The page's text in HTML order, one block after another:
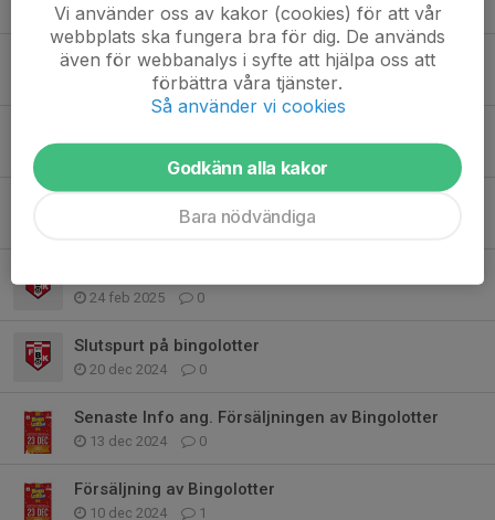
23 mar 2025 0
Uppdatering Planvärdar 29-30/3
16 mar 2025 0
0
24 feb 2025 0
Slutspurt på bingolotter
20 dec 2024 0
Senaste Info ang. Försäljningen av Bingolotter
13 dec 2024 0
Försäljning av Bingolotter
10 dec 2024 1
Vi använder oss av kakor (cookies) för att vår
webbplats ska fungera bra för dig. De används
även för webbanalys i syfte att hjälpa oss att
förbättra våra tjänster.
Så använder vi cookies
Godkänn alla kakor
Bara nödvändiga